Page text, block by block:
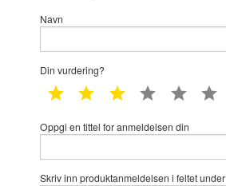
Navn
Din vurdering?
1 star 2 star 3 star 4 star 5 star
Oppgi en tittel for anmeldelsen din
Skriv inn produktanmeldelsen i feltet under